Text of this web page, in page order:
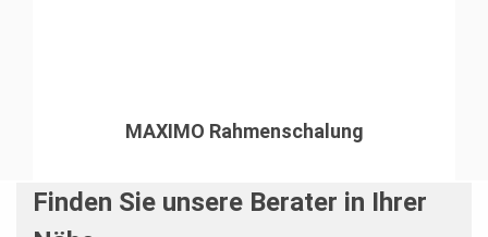
MAXIMO Rahmenschalung
Finden Sie unsere Berater in Ihrer